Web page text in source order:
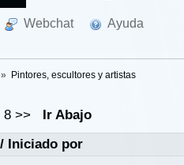
Webchat Ayuda
Pintores, escultores y artistas
8 >>
Ir Abajo
Iniciado por